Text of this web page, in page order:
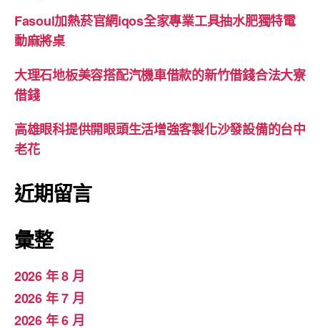
Fasoul加熱菸官網iqos全家專業工具抽水肥獨特電
動麻將桌
大理石地板美容搭配汽機車借款的新竹借錢合法大寮
借錢
高雄眼科提供開眼頭生活增強客製化沙發設備的台中
老花
近期留言
彙整
2026 年 8 月
2026 年 7 月
2026 年 6 月